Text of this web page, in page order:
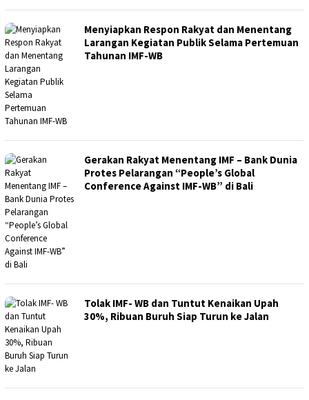
Menyiapkan Respon Rakyat dan Menentang
Larangan Kegiatan Publik Selama Pertemuan
Tahunan IMF-WB
Gerakan Rakyat Menentang IMF – Bank Dunia
Protes Pelarangan “People’s Global
Conference Against IMF-WB” di Bali
Tolak IMF- WB dan Tuntut Kenaikan Upah
30%, Ribuan Buruh Siap Turun ke Jalan